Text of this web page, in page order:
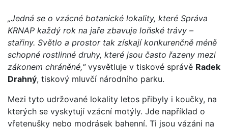
„Jedná se o vzácné botanické lokality, které Správa
KRNAP každý rok na jaře zbavuje loňské trávy –
stařiny. Světlo a prostor tak získají konkurenčně méně
schopné rostlinné druhy, které jsou často řazeny mezi
zákonem chráněné,“vysvětluje v tiskové správě Radek
Drahný, tiskový mluvčí národního parku.
Mezi tyto udržované lokality letos přibyly i koučky, na
kterých se vyskytují vzácní motýly. Jde například o
vřetenušky nebo modrásek bahenní. Ti jsou vázáni na